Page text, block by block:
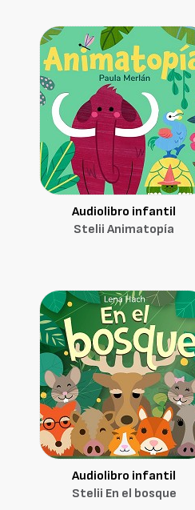
Audiolibro infantil
Stelii Animatopía
Audiolibro infantil
Stelii En el bosque